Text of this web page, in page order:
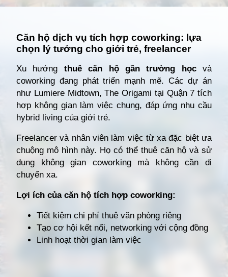
Căn hộ dịch vụ tích hợp coworking: lựa
chọn lý tưởng cho giới trẻ, freelancer
Xu hướng thuê căn hộ gần trường họcvà
coworking đang phát triển mạnh mẽ. Các dự án
như Lumiere Midtown, The Origami tại Quận 7 tích
hợp không gian làm việc chung, đáp ứng nhu cầu
hybrid living của giới trẻ.
Freelancer và nhân viên làm việc từ xa đặc biệt ưa
chuộng mô hình này. Họ có thể thuê căn hộ và sử
dụng không gian coworking mà không cần di
chuyển xa.
Lợi ích của căn hộ tích hợp coworking:
Tiết kiệm chi phí thuê văn phòng riêng
Tạo cơ hội kết nối, networking với cộng đồng
Linh hoạt thời gian làm việc